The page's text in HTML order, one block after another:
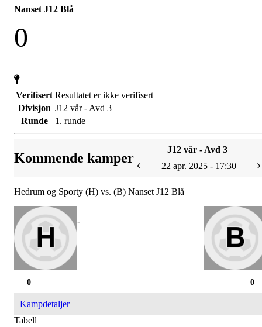
Nanset J12 Blå
0
Verifisert Resultatet er ikke verifisert
Divisjon J12 vår - Avd 3
Runde
1. runde
Kommende kamper
J12 vår - Avd 3
22 apr. 2025 - 17:30
Hedrum og Sporty (H) vs. (B) Nanset J12 Blå
-
0
0
Kampdetaljer
Tabell